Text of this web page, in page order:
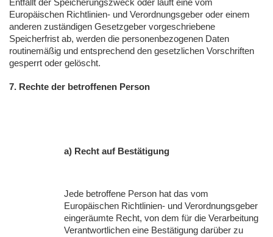
Europäischen Richtlinien- und Verordnungsgeber oder einem
anderen zuständigen Gesetzgeber vorgeschriebene
Speicherfrist ab, werden die personenbezogenen Daten
routinemäßig und entsprechend den gesetzlichen Vorschriften
gesperrt oder gelöscht.
7. Rechte der betroffenen Person
a) Recht auf Bestätigung
Jede betroffene Person hat das vom
Europäischen Richtlinien- und Verordnungsgeber
eingeräumte Recht, von dem für die Verarbeitung
Verantwortlichen eine Bestätigung darüber zu